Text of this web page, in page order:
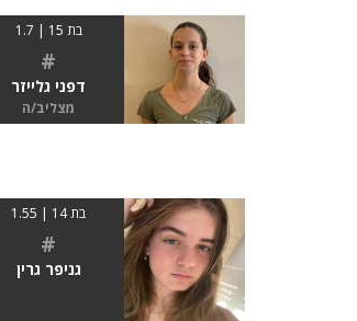
בת 15 | 1.7
#
דפני גלייזר
מצליב/ה
בת 14 | 1.55
#
גניפר גרין